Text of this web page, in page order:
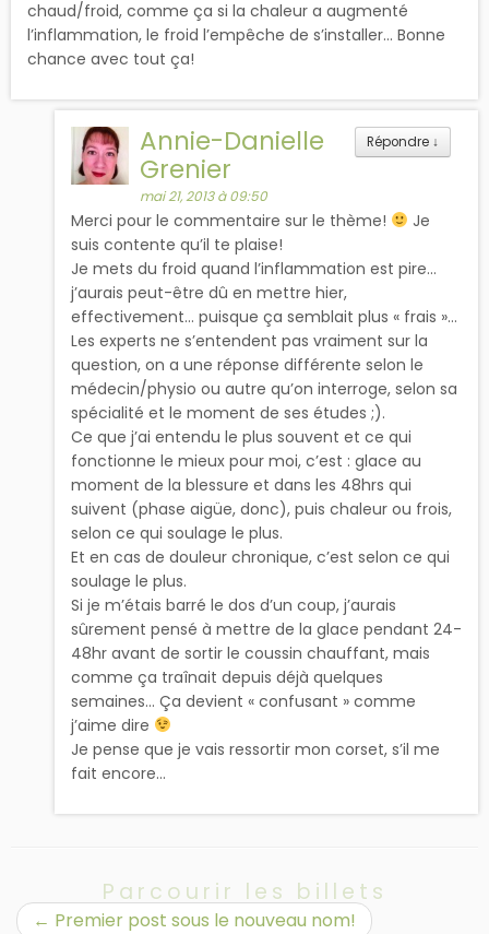
chaud/froid, comme ça si la chaleur a augmenté
l’inflammation, le froid l’empêche de s’installer… Bonne
chance avec tout ça!
Répondre ↓
Annie-Danielle
Grenier
mai 21, 2013 à 09:50
Merci pour le commentaire sur le thème!
Je
suis contente qu’il te plaise!
Je mets du froid quand l’inflammation est pire…
j’aurais peut-être dû en mettre hier,
effectivement… puisque ça semblait plus « frais »…
Les experts ne s’entendent pas vraiment sur la
question, on a une réponse différente selon le
médecin/physio ou autre qu’on interroge, selon sa
spécialité et le moment de ses études ;).
Ce que j’ai entendu le plus souvent et ce qui
fonctionne le mieux pour moi, c’est : glace au
moment de la blessure et dans les 48hrs qui
suivent (phase aigüe, donc), puis chaleur ou frois,
selon ce qui soulage le plus.
Et en cas de douleur chronique, c’est selon ce qui
soulage le plus.
Si je m’étais barré le dos d’un coup, j’aurais
sûrement pensé à mettre de la glace pendant 24-
48hr avant de sortir le coussin chauffant, mais
comme ça traînait depuis déjà quelques
semaines… Ça devient « confusant » comme
j’aime dire
Je pense que je vais ressortir mon corset, s’il me
fait encore…
Parcourir les billets
← Premier post sous le nouveau nom!